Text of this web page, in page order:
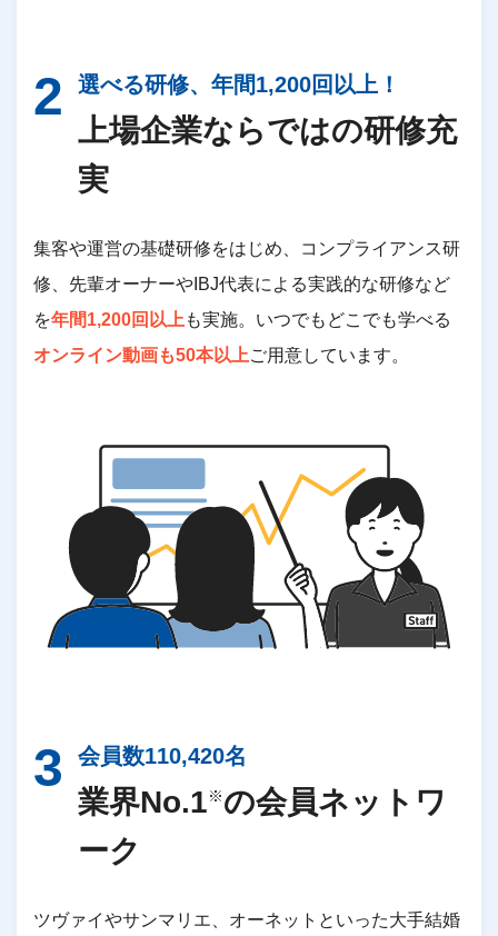
選べる研修、年間1,200回以上！
上場企業ならではの研修充
実
集客や運営の基礎研修をはじめ、コンプライアンス研
修、先輩オーナーやIBJ代表による実践的な研修など
を年間1,200回以上 も実施。いつでもどこでも学べる
オンライン動画も50本以上ご用意しています。
会員数110,420名
業界No.1※の会員ネットワ
ーク
ツヴァイやサンマリエ、オーネットといった大手結婚